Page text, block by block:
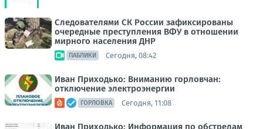
Следователями СК России зафиксированы
очередные преступления ВФУ в отношении
мирного населения ДНР
ПАБЛИКИ Сегодня, 08:42
Иван Приходько: Вниманию горловчан:
отключение электроэнергии
ГОРЛОВКА Сегодня, 11:08
Иван Приходько: Информация по обстрелам